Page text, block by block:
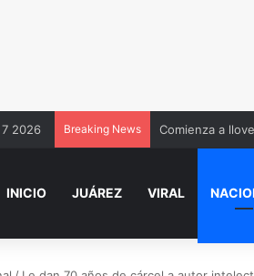
2026 Breaking News Comienza a
INICIO JUÁREZ VIRAL